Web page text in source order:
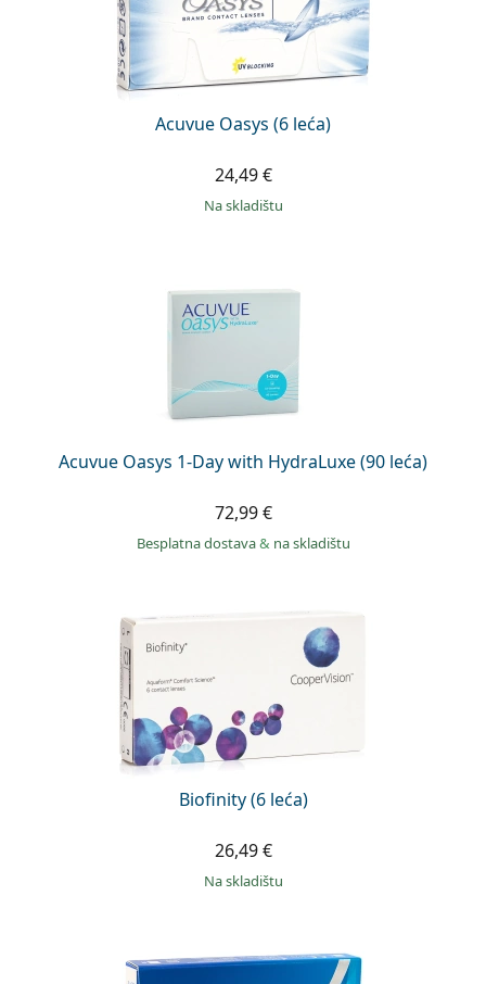
Acuvue Oasys (6 leća)
24,49 €
na skladištu
Acuvue Oasys 1-Day with HydraLuxe (90 leća)
72,99 €
Besplatna dostava& na skladištu
Biofinity (6 leća)
26,49 €
na skladištu